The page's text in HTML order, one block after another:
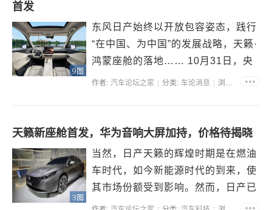
首发
9图
东风日产始终以开放包容姿态，践行
“在中国、为中国”的发展战略，天籁·
鸿蒙座舱的落地…… 10月31日，央
视财经“风云汽车”暨东风日产天籁·鸿
产与华为乾崑围绕“燃油车智能化的
作者: 汽车论坛之家 分类: 车论消息 浏览:64099
天籁新座舱首发，华为音响大屏加持，价格待揭晓
3图
当然，日产天籁的辉煌时期是在燃油
车时代，如今新能源时代的到来，使
其市场份额受到影响。然而，日产已
经开始采取措施，计划推出智能化的